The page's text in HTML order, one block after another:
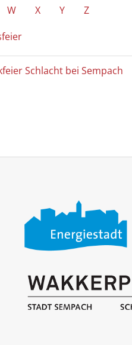
W X Y
Z
Schlacht bei Sempach